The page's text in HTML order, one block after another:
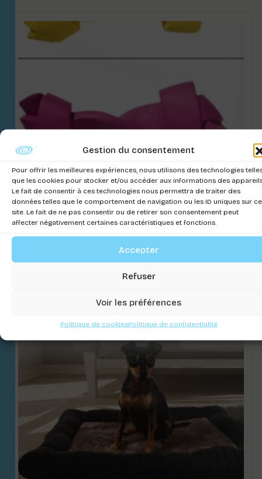
Gestion du consentement
Pour offrir les meilleures expériences, nous utilisons des technologies
que les cookies pour stocker et/ou accéder aux informations des
Le fait de consentir à ces technologies nous permettra de traiter des
données telles que le comportement de navigation ou les ID uniques sur ce
site. Le fait de ne pas consentir ou de retirer son consentement peut
affecter négativement certaines caractéristiques et fonctions.
Accepter
Refuser
Voir les préférences
Politique de cookiesPolitique de confidentialité
JOUET ROPE
Connectez-vous pour voir les prix